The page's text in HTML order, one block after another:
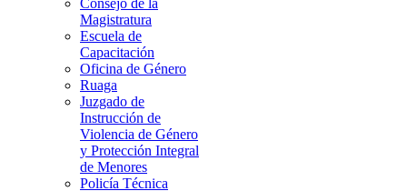
Consejo de la
Magistratura
Escuela de
Capacitación
Oficina de Género
Ruaga
Juzgado de
Instrucción de
Violencia de Género
y Protección Integral
de Menores
Policía Técnica